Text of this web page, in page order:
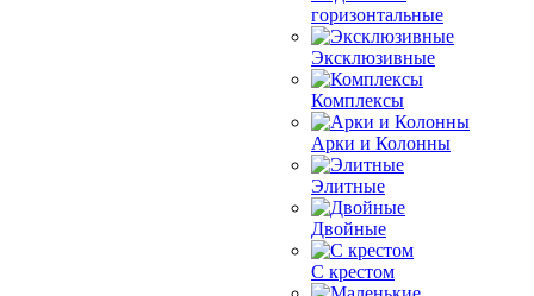
горизонтальные
Эксклюзивные
Комплексы
Арки и Колонны
Элитные
Двойные
С крестом